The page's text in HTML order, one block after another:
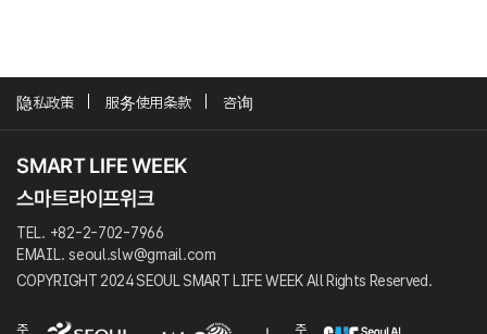
隐私政策 服务使用条款 咨询
TEL. +82-2-702-7966
EMAIL. seoul.slw@gmail.com
COPYRIGHT 2024 SEOUL SMART LIFE WEEK All Rights Reserved.
주 주